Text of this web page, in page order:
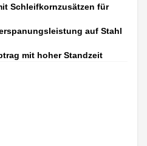
Schleifkornzusätzen für
auf Stahl
mit hoher Standzeit